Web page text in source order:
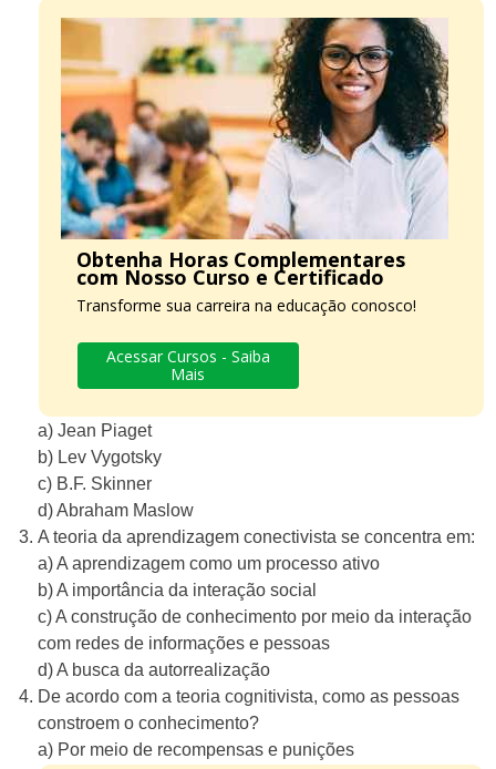
Obtenha Horas Complementares
com Nosso Curso e Certificado
Transforme sua carreira na educação conosco!
Acessar Cursos - Saiba
Mais
a) Jean Piaget
b) Lev Vygotsky
c) B.F. Skinner
d) Abraham Maslow
A teoria da aprendizagem conectivista se concentra em:
a) A aprendizagem como um processo ativo
b) A importância da interação social
c) A construção de conhecimento por meio da interação
com redes de informações e pessoas
d) A busca da autorrealização
De acordo com a teoria cognitivista, como as pessoas
constroem o conhecimento?
a) Por meio de recompensas e punições